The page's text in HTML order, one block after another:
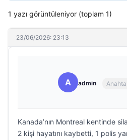
1 yazı görüntüleniyor (toplam 1)
23/06/2026: 23:13
A admin
Kanada’nın Montreal kentinde
2 kişi hayatını kaybetti, 1 polis